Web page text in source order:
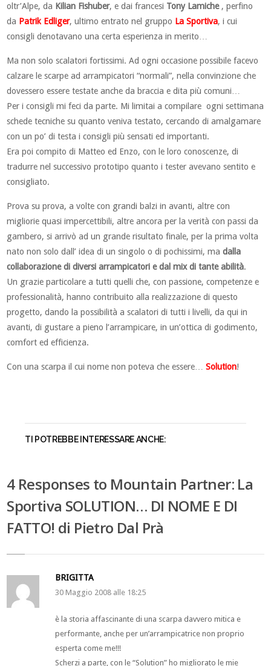
oltr’Alpe, da Kilian Fishuber, e dai francesi Tony Lamiche, perfino
da Patrik Edliger, ultimo entrato nel gruppo La Sportiva, i cui
consigli denotavano una certa esperienza in merito…
Ma non solo scalatori fortissimi. Ad ogni occasione possibile facevo
calzare le scarpe ad arrampicatori “normali”, nella convinzione che
dovessero essere testate anche da braccia e dita più comuni…
Per i consigli mi feci da parte. Mi limitai a compilare ogni settimana
schede tecniche su quanto veniva testato, cercando di amalgamare
con un po’ di testa i consigli più sensati ed importanti.
Era poi compito di Matteo ed Enzo, con le loro conoscenze, di
tradurre nel successivo prototipo quanto i tester avevano sentito e
consigliato.
Prova su prova, a volte con grandi balzi in avanti, altre con
migliorie quasi impercettibili, altre ancora per la verità con passi da
gambero, si arrivò ad un grande risultato finale, per la prima volta
nato non solo dall’ idea di un singolo o di pochissimi, madalla
collaborazione di diversi arrampicatori e dal mix di tante abilità.
Un grazie particolare a tutti quelli che, con passione, competenze e
professionalità, hanno contribuito alla realizzazione di questo
progetto, dando la possibilità a scalatori di tutti i livelli, da qui in
avanti, di gustare a pieno l’arrampicare, in un’ottica di godimento,
comfort ed efficienza.
Con una scarpa il cui nome non poteva che essere…Solution!
TI POTREBBE INTERESSARE ANCHE:
4 Responses to Mountain Partner: La
Sportiva SOLUTION… DI NOME E DI
FATTO! di Pietro Dal Prà
BRIGITTA
30 Maggio 2008 alle 18:25
è la storia affascinante di una scarpa davvero mitica e
performante, anche per un’arrampicatrice non proprio
esperta come me!!!
Scherzi a parte, con le “Solution” ho migliorato le mie